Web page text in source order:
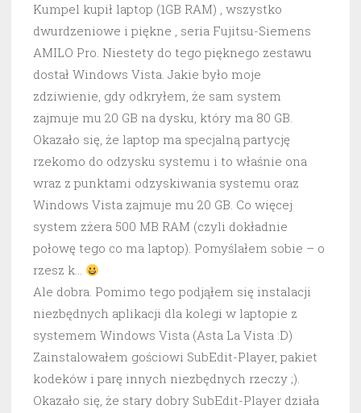
Kumpel kupił laptop (1GB RAM) , wszystko
dwurdzeniowe i piękne , seria Fujitsu-Siemens
AMILO Pro. Niestety do tego pięknego zestawu
dostał Windows Vista. Jakie było moje
zdziwienie, gdy odkryłem, że sam system
zajmuje mu 20 GB na dysku, który ma 80 GB.
Okazało się, że laptop ma specjalną partycję
rzekomo do odzysku systemu i to właśnie ona
wraz z punktami odzyskiwania systemu oraz
Windows Vista zajmuje mu 20 GB. Co więcej
system zżera 500 MB RAM (czyli dokładnie
połowę tego co ma laptop). Pomyślałem sobie – o
rzesz k…
Ale dobra. Pomimo tego podjąłem się instalacji
niezbędnych aplikacji dla kolegi w laptopie z
systemem Windows Vista (Asta La Vista :D)
Zainstalowałem gościowi SubEdit-Player, pakiet
kodeków i parę innych niezbędnych rzeczy ;).
Okazało się, że stary dobry SubEdit-Player działa